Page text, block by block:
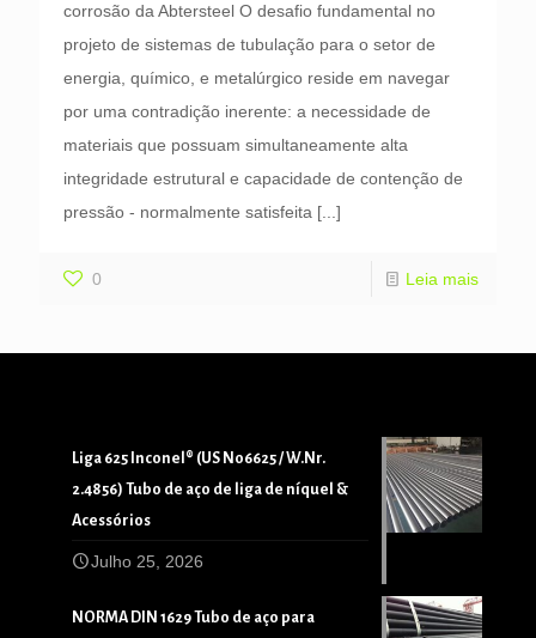
corrosão da Abtersteel O desafio fundamental no
projeto de sistemas de tubulação para o setor de
energia, químico, e metalúrgico reside em navegar
por uma contradição inerente: a necessidade de
materiais que possuam simultaneamente alta
integridade estrutural e capacidade de contenção de
pressão - normalmente satisfeita [...]
0 Leia mais
Liga 625 Inconel® (US N06625 / W.Nr.
2.4856) Tubo de aço de liga de níquel &
Acessórios
Julho 25, 2026
NORMA DIN 1629 Tubo de aço para